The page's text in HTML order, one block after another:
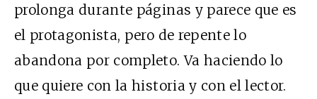
prolonga durante páginas y parece que es
el protagonista, pero de repente lo
abandona por completo. Va haciendo lo
que quiere con la historia y con el lector.